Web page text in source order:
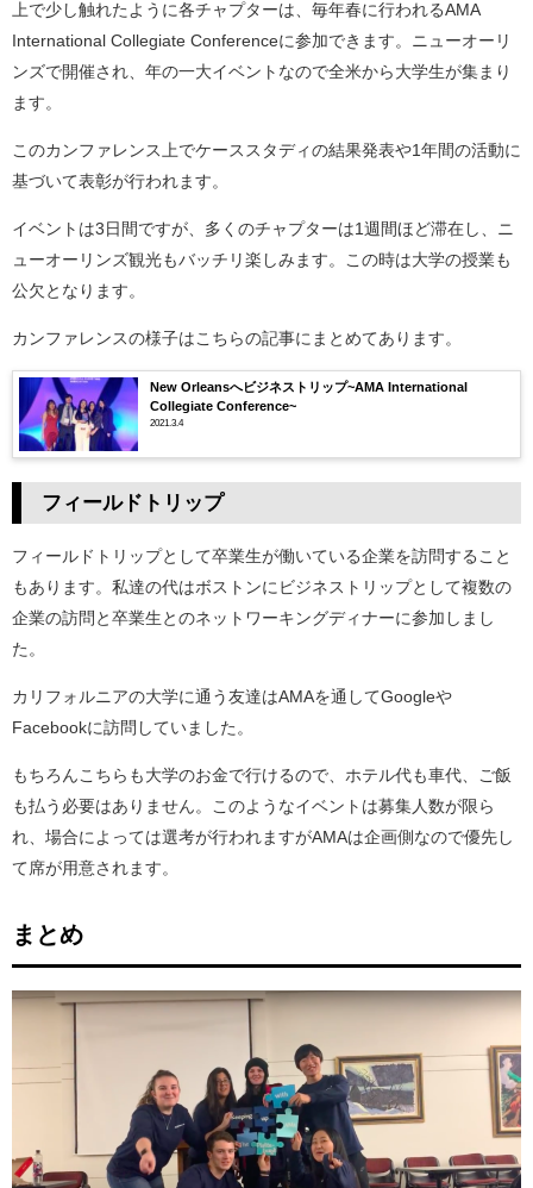
上で少し触れたように各チャプターは、毎年春に行われるAMA
International Collegiate Conferenceに参加できます。ニューオーリ
ンズで開催され、年の一大イベントなので全米から大学生が集まり
ます。
このカンファレンス上でケーススタディの結果発表や1年間の活動に
基づいて表彰が行われます。
イベントは3日間ですが、多くのチャプターは1週間ほど滞在し、ニ
ューオーリンズ観光もバッチリ楽しみます。この時は大学の授業も
公欠となります。
カンファレンスの様子はこちらの記事にまとめてあります。
New Orleansへビジネストリップ~AMA International
Collegiate Conference~
2021.3.4
フィールドトリップ
フィールドトリップとして卒業生が働いている企業を訪問すること
もあります。私達の代はボストンにビジネストリップとして複数の
企業の訪問と卒業生とのネットワーキングディナーに参加しまし
た。
カリフォルニアの大学に通う友達はAMAを通してGoogleや
Facebookに訪問していました。
もちろんこちらも大学のお金で行けるので、ホテル代も車代、ご飯
も払う必要はありません。このようなイベントは募集人数が限ら
れ、場合によっては選考が行われますがAMAは企画側なので優先し
て席が用意されます。
まとめ